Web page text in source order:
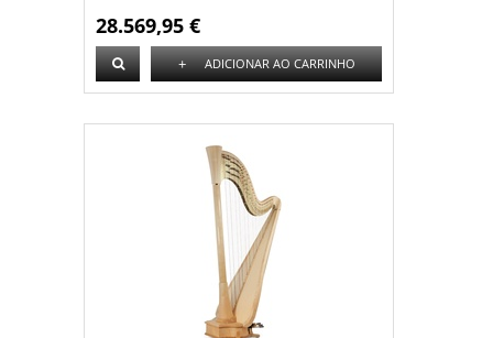
28.569,95 €
+ ADICIONAR AO CARRINHO